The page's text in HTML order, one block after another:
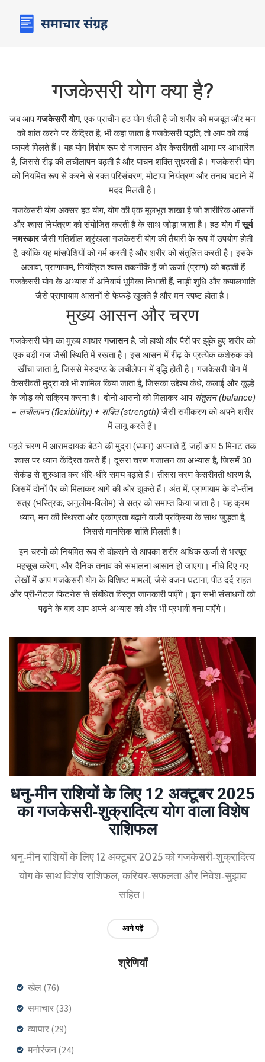
गजकेसरी योग क्या है?
जब आपगजकेसरी योग,एक प्राचीन हठ योग शैली है जो शरीर को मजबूत और मन
को शांत करने पर केंद्रित है, भी कहा जाता हैगजकेसरी पद्धति, तो आप को कई
फायदे मिलते हैं। यह योग विशेष रूप से गजासन और केसरीवती आभा पर आधारित
है, जिससे रीढ़ की लचीलापन बढ़ती है और पाचन शक्ति सुधरती है। गजकेसरी योग
को नियमित रूप से करने से रक्त परिसंचरण, मोटापा नियंत्रण और तनाव घटाने में
मदद मिलती है।
गजकेसरी योग अक्सरहठ योग,योग की एक मूलभूत शाखा है जो शारीरिक आसनों
और श्वास नियंत्रण को संयोजित करती हैके साथ जोड़ा जाता है। हठ योग मेंसूर्य
नमस्कारजैसी गतिशील श्रृंखला गजकेसरी योग की तैयारी के रूप में उपयोग होती
है, क्योंकि यह मांसपेशियों को गर्म करती है और शरीर को संतुलित करती है। इसके
अलावा,प्राणायाम,नियंत्रित श्वास तकनीकें हैं जो ऊर्जा (प्राण) को बढ़ाती हैं
गजकेसरी योग के अभ्यास में अनिवार्य भूमिका निभाती हैं; नाड़ी शुधि और कपालभाति
जैसे प्राणायाम आसनों से फेफड़े खुलते हैं और मन स्पष्ट होता है।
मुख्य आसन और चरण
गजकेसरी योग का मुख्य आधारगजासनहै, जो हाथों और पैरों पर झुके हुए शरीर को
एक बड़ी गज जैसी स्थिति में रखता है। इस आसन में रीढ़ के प्रत्येक कशेरुक को
खींचा जाता है, जिससे मेरुदण्ड के लचीलेपन में वृद्धि होती है। गजकेसरी योग में
केसरीवती मुद्रा को भी शामिल किया जाता है, जिसका उद्देश्य कंधे, कलाई और कूल्हे
के जोड़ को सक्रिय करना है। दोनों आसनों को मिलाकर आप संतुलन (balance)
= लचीलापन (flexibility) + शक्ति (strength) जैसी समीकरण को अपने शरीर
में लागू करते हैं।
पहले चरण में आरामदायक बैठने की मुद्रा (ध्यान) अपनाते हैं, जहाँ आप 5 मिनट तक
श्वास पर ध्यान केंद्रित करते हैं। दूसरा चरण गजासन का अभ्यास है, जिसमें 30
सेकंड से शुरुआत कर धीरे-धीरे समय बढ़ाते हैं। तीसरा चरण केसरीवती धारण है,
जिसमें दोनों पैर को मिलाकर आगे की ओर झुकते हैं। अंत में, प्राणायाम के दो-तीन
सत्र (भस्त्रिक, अनुलोम-विलोम) से सत्र को समाप्त किया जाता है। यह क्रम
ध्यान,मन की स्थिरता और एकाग्रता बढ़ाने वाली प्रक्रियाके साथ जुड़ता है,
जिससे मानसिक शांति मिलती है।
इन चरणों को नियमित रूप से दोहराने से आपका शरीर अधिक ऊर्जा से भरपूर
महसूस करेगा, और दैनिक तनाव को संभालना आसान हो जाएगा। नीचे दिए गए
लेखों में आप गजकेसरी योग के विशिष्ट मामलों, जैसे वजन घटाना, पीठ दर्द राहत
और प्री‑नैटल फिटनेस से संबंधित विस्तृत जानकारी पाएँगे। इन सभी संसाधनों को
पढ़ने के बाद आप अपने अभ्यास को और भी प्रभावी बना पाएँगे।
धनु‑मीन राशियों के लिए 12 अक्टूबर 2025
का गजकेसरी‑शुक्रादित्य योग वाला विशेष
राशिफल
धनु‑मीन राशियों के लिए 12 अक्टूबर 2025 को गजकेसरी‑शुक्रादित्य
योग के साथ विशेष राशिफल, करियर‑सफलता और निवेश‑सुझाव
सहित।
आगे पढ़ें
श्रेणियाँ
खेल (76)
समाचार (33)
व्यापार (29)
मनोरंजन(24)